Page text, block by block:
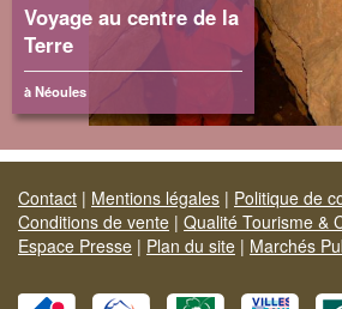
Voyage au centre de la
Terre
à Néoules
Contact | Mentions légales | Politique de
Conditions de vente | Qualité Tourisme &
Espace Presse | Plan du site | Marchés